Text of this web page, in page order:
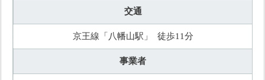
交通
京王線「八幡山駅」 徒歩11分
事業者